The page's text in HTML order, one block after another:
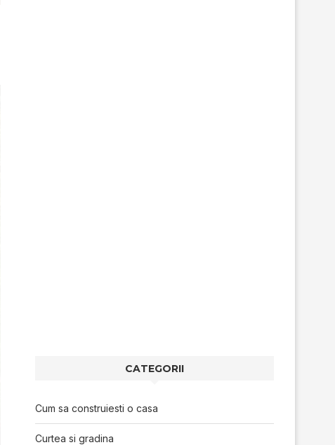
CATEGORII
Cum sa construiesti o casa
Curtea si gradina